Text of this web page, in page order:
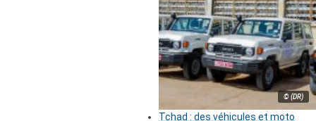
© (DR)
Tchad : des véhicules et moto